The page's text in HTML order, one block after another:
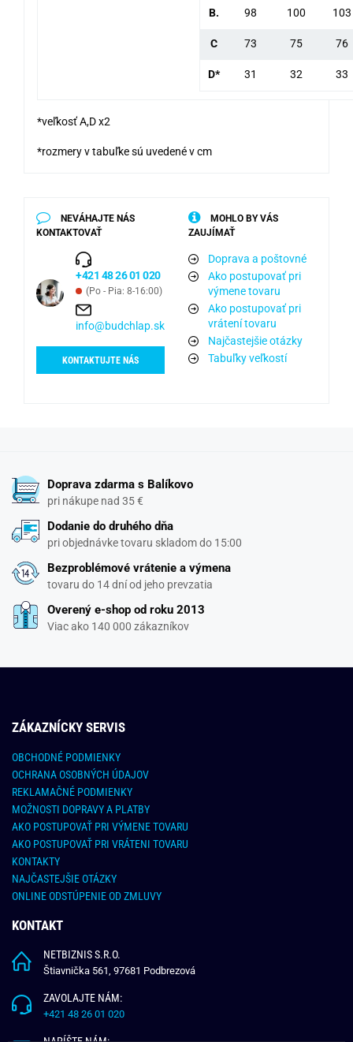
B. 98 100 103
C 73 75 76
D* 31 32 33
*veľkosť A,D x2
*rozmery v tabuľke sú uvedené v cm
NEVÁHAJTE NÁS
KONTAKTOVAŤ
+421 48 26 01 020
(Po - Pia: 8-16:00)
info@budchlap.sk
KONTAKTUJTE NÁS
MOHLO BY VÁS
ZAUJÍMAŤ
Doprava a poštovné
Ako postupovať pri
výmene tovaru
Ako postupovať pri
vrátení tovaru
Najčastejšie otázky
Tabuľky veľkostí
Doprava zdarma s Balíkovo
pri nákupe nad 35 €
Dodanie do druhého dňa
pri objednávke tovaru skladom do 15:00
Bezproblémové vrátenie a výmena
tovaru do 14 dní od jeho prevzatia
Overený e-shop od roku 2013
Viac ako 140 000 zákazníkov
ZÁKAZNÍCKY SERVIS
OBCHODNÉ PODMIENKY
OCHRANA OSOBNÝCH ÚDAJOV
REKLAMAČNÉ PODMIENKY
MOŽNOSTI DOPRAVY A PLATBY
AKO POSTUPOVAŤ PRI VÝMENE TOVARU
AKO POSTUPOVAŤ PRI VRÁTENI TOVARU
KONTAKTY
NAJČASTEJŠIE OTÁZKY
ONLINE ODSTÚPENIE OD ZMLUVY
KONTAKT
NETBIZNIS S.R.O.
Štiavnička 561, 97681 Podbrezová
ZAVOLAJTE NÁM:
+421 48 26 01 020